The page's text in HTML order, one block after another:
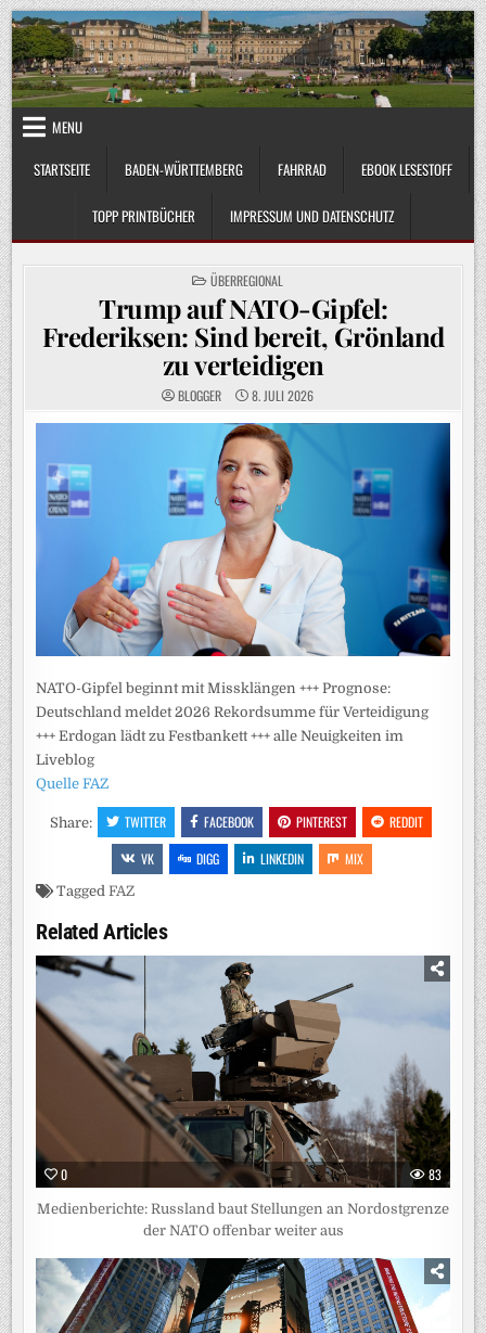
Skip
to
content
MENU
STARTSEITE
BADEN-WÜRTTEMBERG FAHRRAD EBOOK LESESTOFF
TOPP PRINTBÜCHER IMPRESSUM UND DATENSCHUTZ
POSTED
IN
ÜBERREGIONAL
Trump auf NATO-Gipfel:
Frederiksen: Sind bereit, Grönland
zu verteidigen
BLOGGER 8. JULI 2026
NATO-Gipfel beginnt mit Missklängen +++ Prognose:
Deutschland meldet 2026 Rekordsumme für Verteidigung
+++ Erdogan lädt zu Festbankett +++ alle Neuigkeiten im
Liveblog
Quelle FAZ
Share: TWITTER FACEBOOK PINTEREST
REDDIT
VK
DIGG LINKEDIN MIX
TaggedFAZ
Related Articles
0 83
Medienberichte: Russland baut Stellungen an Nordostgrenze
der NATO offenbar weiter aus